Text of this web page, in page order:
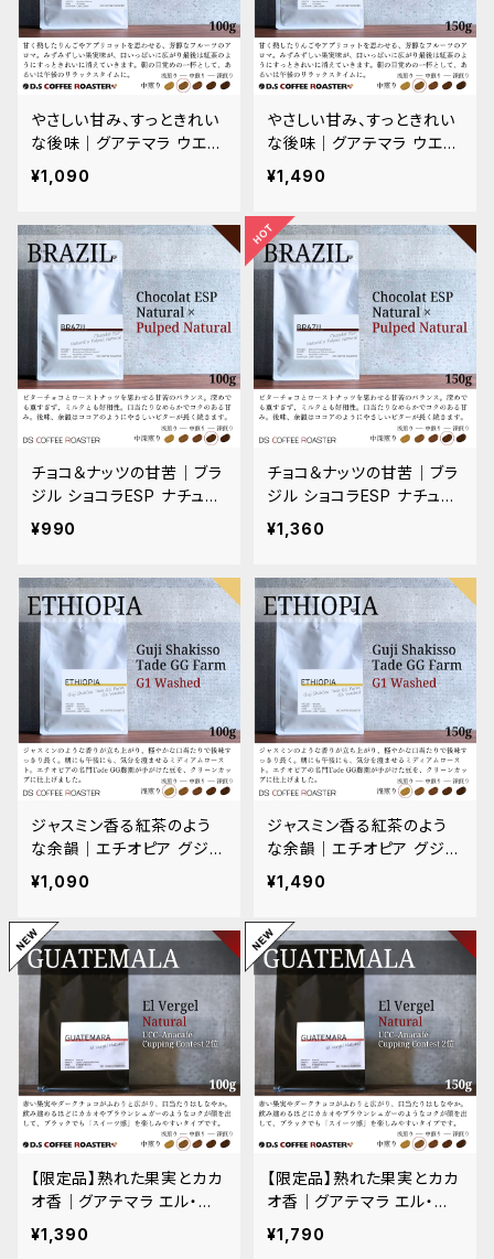
やさしい甘み、すっときれい
な後味｜グアテマラ ウエウ
エテナンゴ エルパライソ農
園 100g
¥1,090
やさしい甘み、すっときれい
な後味｜グアテマラ ウエウ
エテナンゴ エルパライソ農
園 150g
¥1,490
チョコ＆ナッツの甘苦｜ブラ
ジル ショコラESP ナチュラ
ル × パルプドナチュラル フ
¥990
チョコ＆ナッツの甘苦｜ブラ
ジル ショコラESP ナチュラ
ル × パルプドナチュラル フ
ルシティロースト 150g
¥1,360
ジャスミン香る紅茶のよう
な余韻｜エチオピア グジ T
ade GG G1 ウォッシュド 10
0g
¥1,090
ジャスミン香る紅茶のよう
な余韻｜エチオピア グジ T
ade GG G1 ウォッシュド 15
0g
¥1,490
【限定品】熟れた果実とカカ
オ香｜グアテマラ エル・ベ
ルヘル ナチュラル Anacaf
é 準優勝 100g
¥1,390
【限定品】熟れた果実とカカ
オ香｜グアテマラ エル・ベ
ルヘル ナチュラル Anacaf
é 準優勝 150g
¥1,790